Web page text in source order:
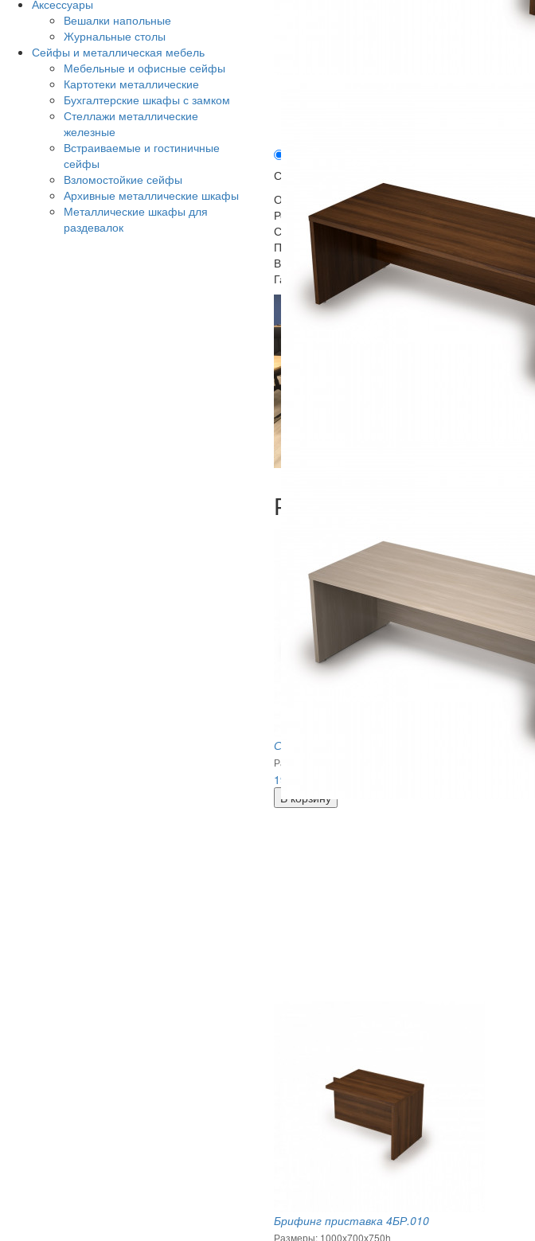
Аксессуары
Вешалки напольные
Журнальные столы
Сейфы и металлическая мебель
Мебельные и офисные сейфы
Картотеки металлические
Бухгалтерские шкафы с замком
Стеллажи металлические
железные
Встраиваемые и гостиничные
сейфы
Взломостойкие сейфы
Архивные металлические шкафы
Металлические шкафы для
раздевалок
Стол с оптимальными размерами 180х90 см для
Опоры и столешница стола выполнены из ЛДСП
Регулируемые по высоте ножки позволяют
Собирается на эксцентриковой стяжке
Поставляется в разобранном виде, упакован в
Возможные цвета: венге, брауни, шамони светлый;
Гарантия: 18 месяцев.
Рекомендуемые товары
Стол руководителя 4С.018 180 см
Размеры: 1800*900*750h
19 692
Брифинг приставка 4БР.010
Размеры: 1000х700х750h